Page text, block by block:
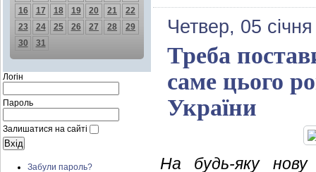
16
17 18 19 20 21
22
23
24 25 26 27 28
29
30
31
Логін
Пароль
Залишатися на сайті
Забули пароль?
Четвер, 05
Треба
саме цього
України
На будь-яку нову